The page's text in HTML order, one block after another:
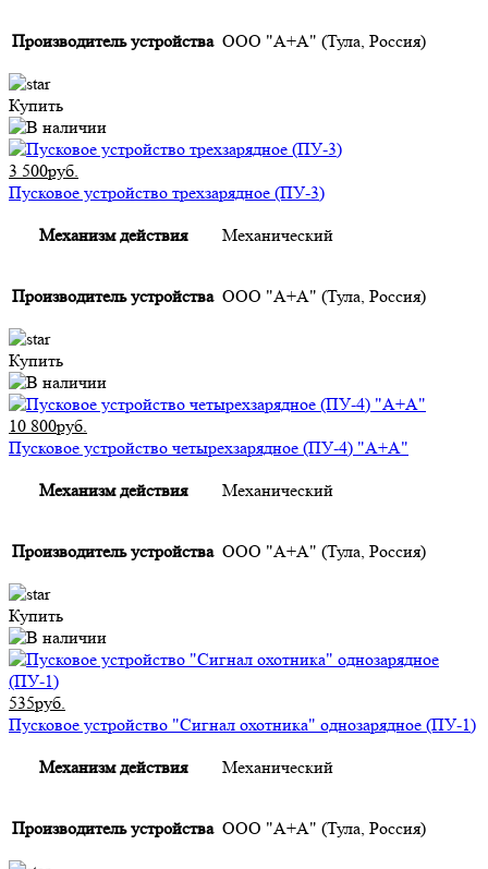
Производитель устройства ООО "А+А" (Тула, Россия)
Купить
3 500руб.
Пусковое устройство трехзарядное (ПУ-3)
Механизм действия Механический
Производитель устройства ООО "А+А" (Тула, Россия)
Купить
10 800руб.
Пусковое устройство четырехзарядное (ПУ-4) "А+А"
Механизм действия Механический
Производитель устройства ООО "А+А" (Тула, Россия)
Купить
535руб.
Пусковое устройство "Сигнал охотника" однозарядное (ПУ-1)
Механизм действия Механический
Производитель устройства ООО "А+А" (Тула, Россия)